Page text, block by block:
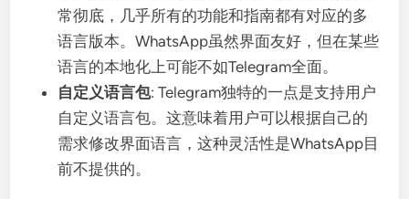
常彻底，几乎所有的功能和指南都有对应的多
语言版本。WhatsApp虽然界面友好，但在某些
语言的本地化上可能不如Telegram全面。
自定义语言包: Telegram独特的一点是支持用户
自定义语言包。这意味着用户可以根据自己的
需求修改界面语言，这种灵活性是WhatsApp目
前不提供的。